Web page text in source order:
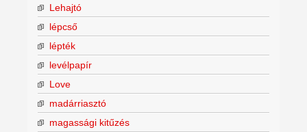
Lehajtó
lépcső
lépték
levélpapír
Love
madárriasztó
magassági kitűzés